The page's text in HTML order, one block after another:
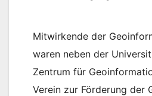
Mitwirkende der
waren neben der
Zentrum für
Verein zur Förderung der